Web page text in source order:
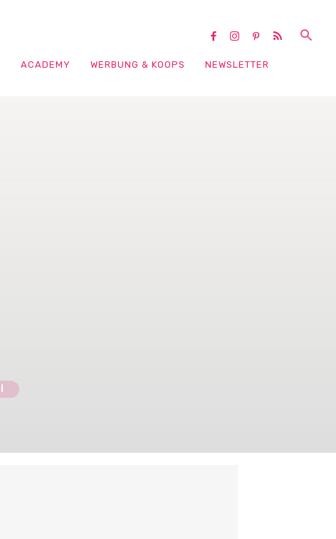
ACADEMY WERBUNG & KOOPS NEWSLETTER